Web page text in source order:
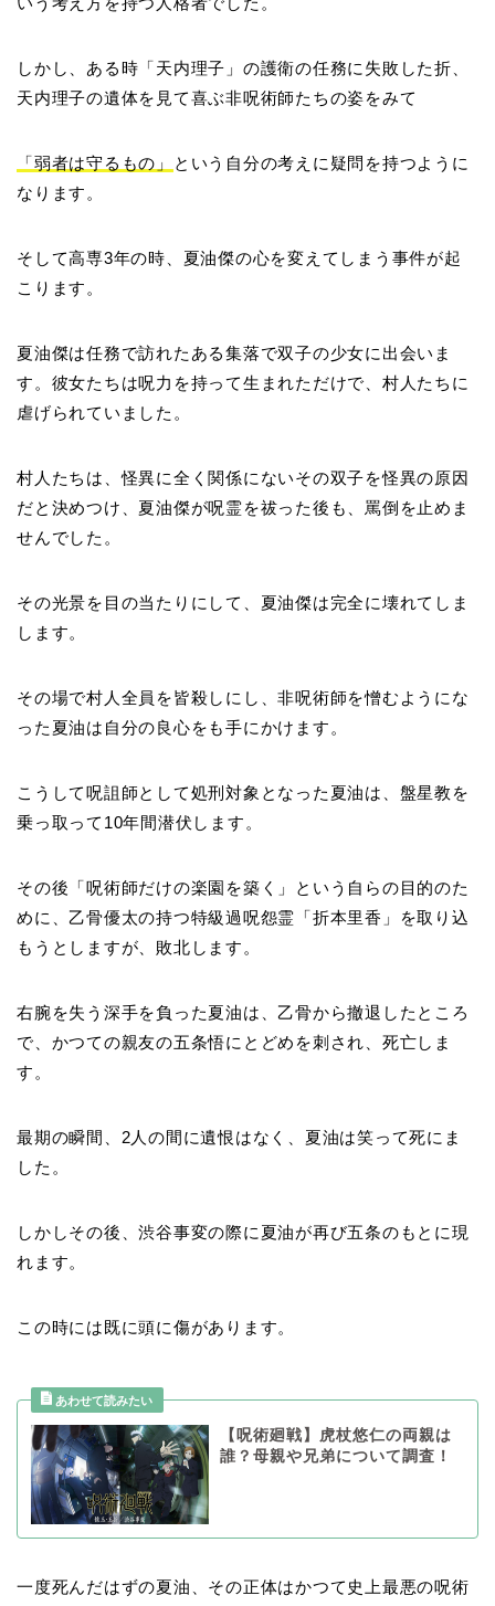
しかし、ある時「天内理子」の護衛の任務に失敗した折、
天内理子の遺体を見て喜ぶ非呪術師たちの姿をみて
「弱者は守るもの」
という自分の考えに疑問を持つように
なります。
そして高専3年の時、夏油傑の心を変えてしまう事件が起
こります。
夏油傑は任務で訪れたある集落で双子の少女に出会いま
す。彼女たちは呪力を持って生まれただけで、村人たちに
虐げられていました。
村人たちは、怪異に全く関係にないその双子を怪異の原因
だと決めつけ、夏油傑が呪霊を祓った後も、罵倒を止めま
せんでした。
その光景を目の当たりにして、夏油傑は完全に壊れてしま
します。
その場で村人全員を皆殺しにし、非呪術師を憎むようにな
った夏油は自分の良心をも手にかけます。
こうして呪詛師として処刑対象となった夏油は、盤星教を
乗っ取って10年間潜伏します。
その後「呪術師だけの楽園を築く」という自らの目的のた
めに、乙骨優太の持つ特級過呪怨霊「折本里香」を取り込
もうとしますが、敗北します。
右腕を失う深手を負った夏油は、乙骨から撤退したところ
で、かつての親友の五条悟にとどめを刺され、死亡しま
す。
最期の瞬間、2人の間に遺恨はなく、夏油は笑って死にま
した。
しかしその後、渋谷事変の際に夏油が再び五条のもとに現
れます。
この時には既に頭に傷があります。
【呪術廻戦】虎杖悠仁の両親は
誰？母親や兄弟について調査！
一度死んだはずの夏油、その正体はかつて史上最悪の呪術